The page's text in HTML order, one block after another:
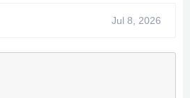
Jul 8, 2026